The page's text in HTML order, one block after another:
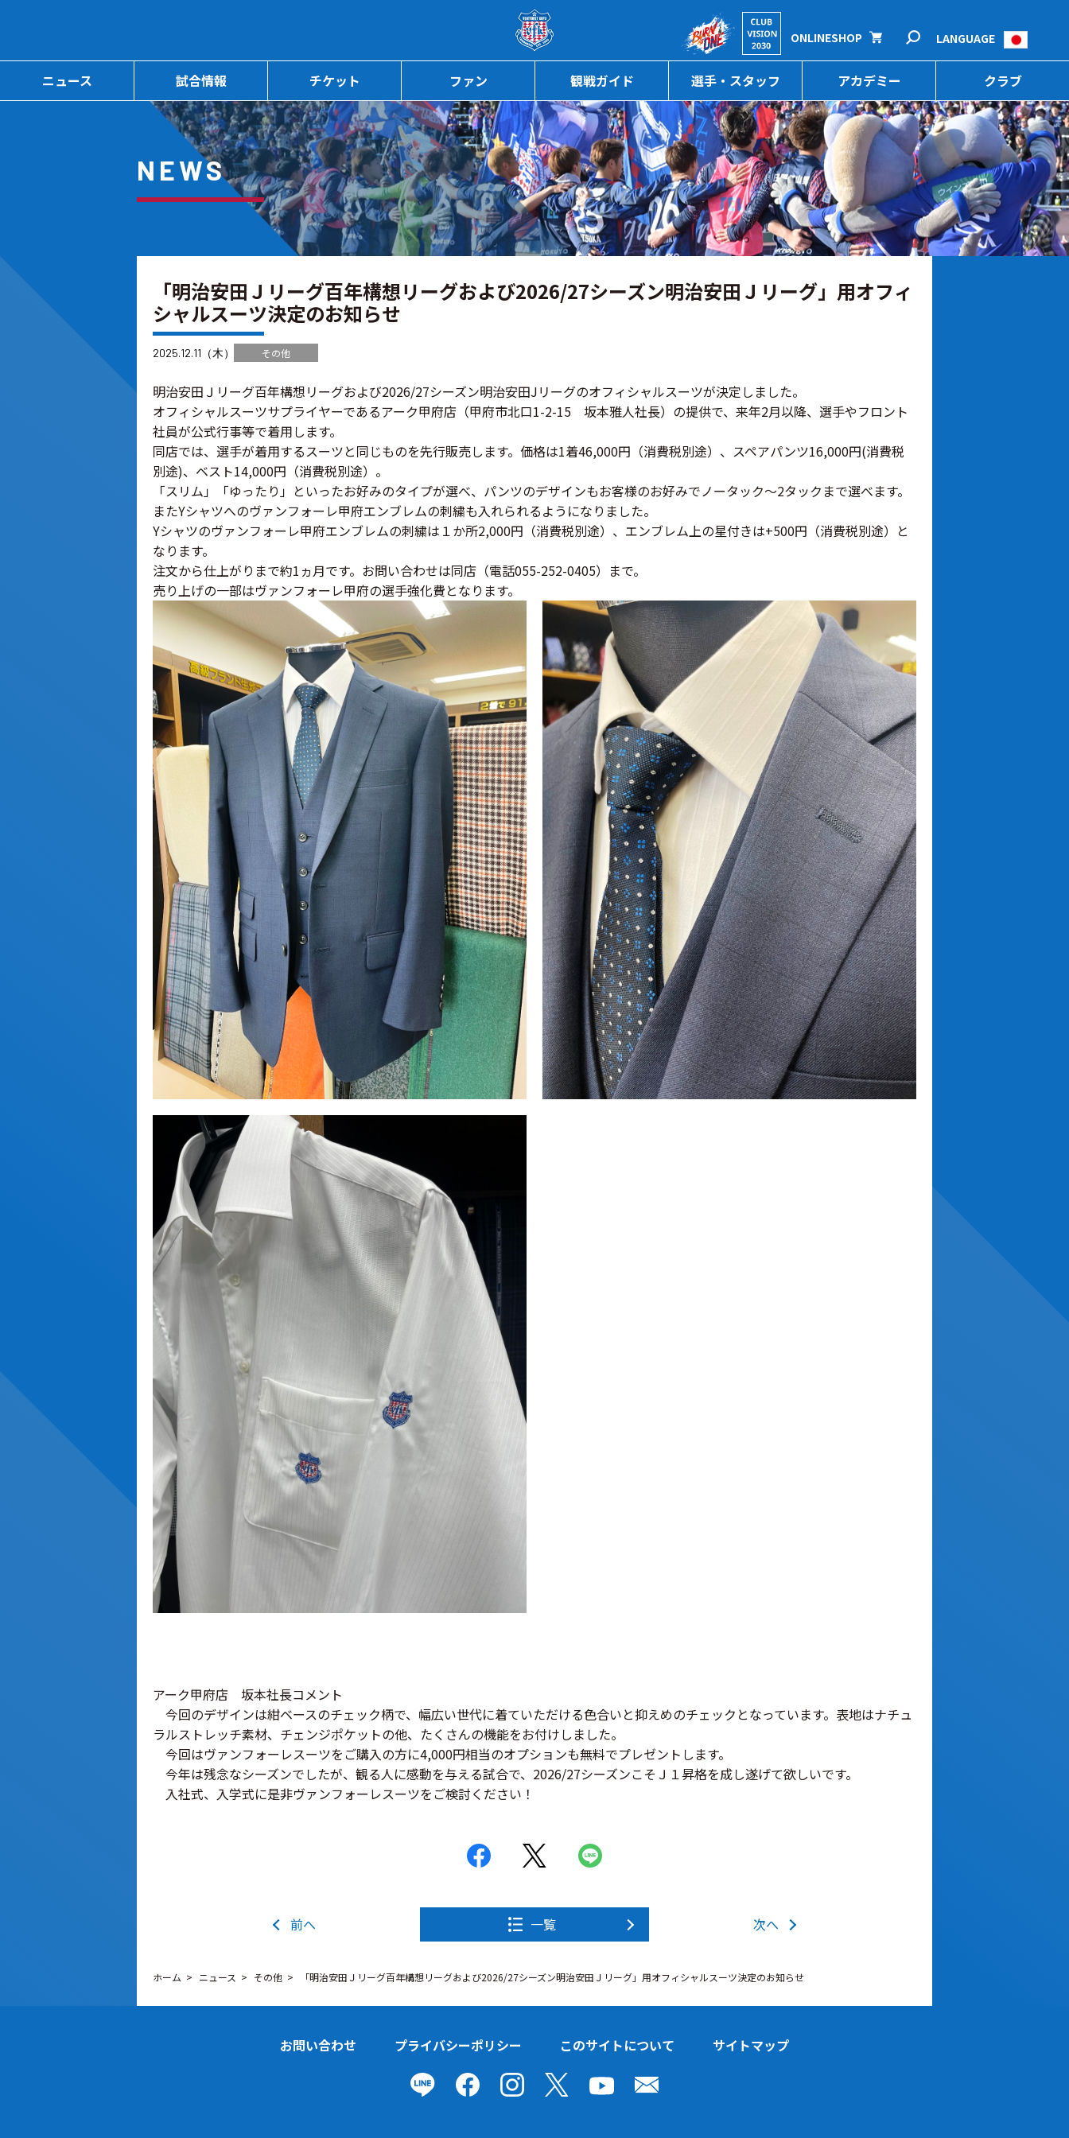
ページの本文へ
ニュース 試合情報 チケット ファン 観戦ガイド 選手・スタッフ アカデミー クラブ
ONLINESHOP LANGUAGE
NEWS
「明治安田Ｊリーグ百年構想リーグおよび2026/27シーズン明治安田Ｊリーグ」用オフィ
シャルスーツ決定のお知らせ
2025.12.11（木） その他
明治安田Ｊリーグ百年構想リーグおよび2026/27シーズン明治安田Jリーグのオフィシャルスーツが決定しました。
オフィシャルスーツサプライヤーであるアーク甲府店（甲府市北口1-2-15 坂本雅人社長）の提供で、来年2月以降、選手やフロント
社員が公式行事等で着用します。
同店では、選手が着用するスーツと同じものを先行販売します。価格は1着46,000円（消費税別途）、スペアパンツ16,000円(消費税
別途)、ベスト14,000円（消費税別途）。
「スリム」「ゆったり」といったお好みのタイプが選べ、パンツのデザインもお客様のお好みでノータック～2タックまで選べます。
またYシャツへのヴァンフォーレ甲府エンブレムの刺繍も入れられるようになりました。
Yシャツのヴァンフォーレ甲府エンブレムの刺繍は１か所2,000円（消費税別途）、エンブレム上の星付きは+500円（消費税別途）と
なります。
注文から仕上がりまで約1ヵ月です。お問い合わせは同店（電話055-252-0405）まで。
売り上げの一部はヴァンフォーレ甲府の選手強化費となります。
アーク甲府店 坂本社長コメント
今回のデザインは紺ベースのチェック柄で、幅広い世代に着ていただける色合いと抑えめのチェックとなっています。表地はナチュ
ラルストレッチ素材、チェンジポケットの他、たくさんの機能をお付けしました。
今回はヴァンフォーレスーツをご購入の方に4,000円相当のオプションも無料でプレゼントします。
今年は残念なシーズンでしたが、観る人に感動を与える試合で、2026/27シーズンこそＪ１昇格を成し遂げて欲しいです。
入社式、入学式に是非ヴァンフォーレスーツをご検討ください！
前へ 一覧 次へ
ホーム ニュース その他 「明治安田Ｊリーグ百年構想リーグおよび2026/27シーズン明治安田Ｊリーグ」用オフィシャルスーツ決定のお知らせ
お問い合わせ プライバシーポリシー このサイトについて サイトマップ